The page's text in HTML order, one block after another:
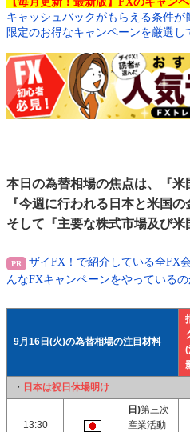
キャッシュバックがもらえる条件が
限定のお得なキャンペーンを厳選し
本日の為替相場の焦点は、『
『今週に行われる日本と米国
そして『主要な株式市場及び米
ザイFX！で紹介している全FX
んなFXキャンペーンをやっている
9月16日(火)の為替相場の注目材料
(
・ 日本は祝日休場明け
13:30
日)第三次
産業活動